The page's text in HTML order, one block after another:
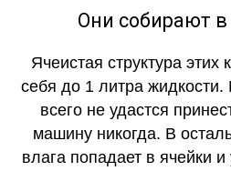
Они собирают в
Ячеистая структура
себя до 1 литра
всего не удастся
машину никогда. В
влага попадает в ячейки